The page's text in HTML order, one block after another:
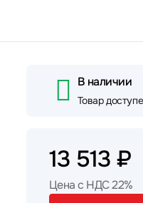
В наличии
Товар
13 513 ₽
Цена с НДС 22%